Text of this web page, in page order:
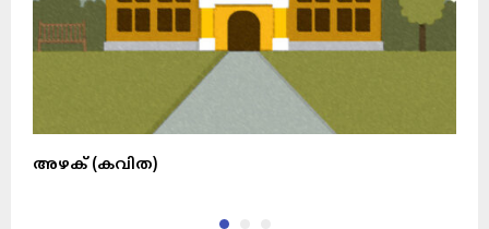
അഴക് (കവിത)